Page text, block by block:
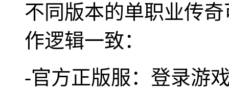
不同版本的单职业传
作逻辑一致：
-官方正版服：登录游